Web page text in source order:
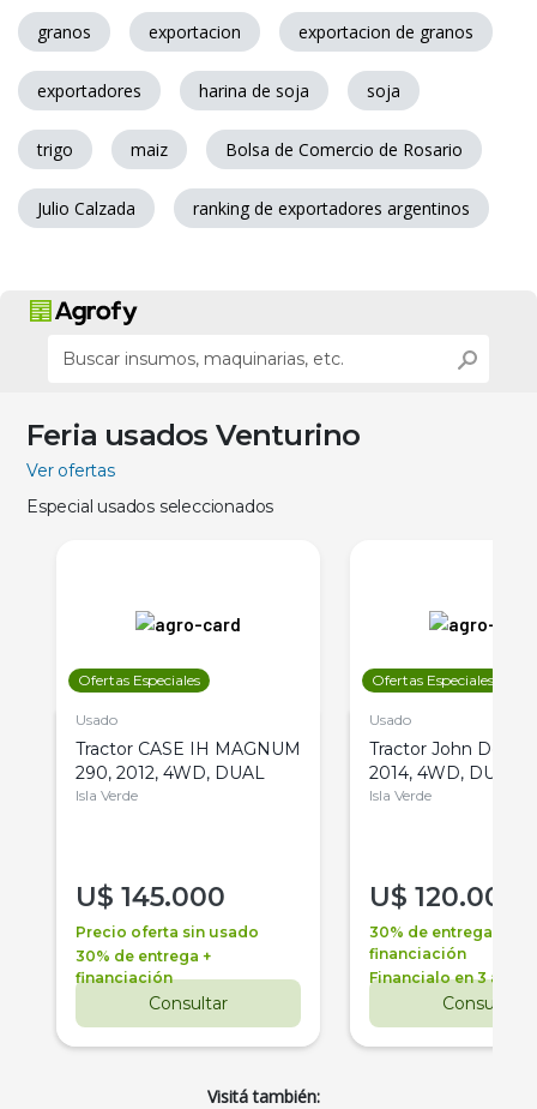
granos exportacion exportacion de granos
exportadores harina de soja soja
trigo maiz Bolsa de Comercio de Rosario
Julio Calzada ranking de exportadores argentinos
Feria usados Venturino
Ver ofertas
Especial usados seleccionados
Ofertas Especiales
Usado
Tractor CASE IH MAGNUM
290, 2012, 4WD, DUAL
Isla Verde
U$ 145.000
Precio oferta sin usado
30% de entrega +
financiación
Consultar
Ofertas Especiales
Usado
Tractor John Deere
2014, 4WD, DUAL
Isla Verde
U$ 120.000
30% de entrega +
financiación
Financialo en 3 años
Consultar
Visitá también: